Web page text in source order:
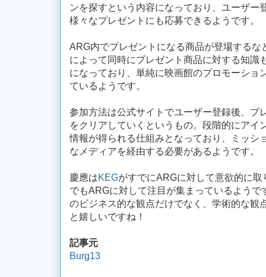
ンを探すという内容になっており、ユーザー
様々なプレゼントにも応募できるようです。
ARG内でプレゼントになる商品が登場するな
によって同時にプレゼント商品に対する知識
になっており、単純に映画館のプロモーショ
ているようです。
参加方法は公式サイトでユーザー登録後、プ
をクリアしていくというもの。段階的にアイ
情報が得られる仕組みとなっており、ミッシ
なメディアを経由する必要があるようです。
慶應はKEGがすでにARGに対して意欲的に
でもARGに対して注目が集まっているよう
のビジネス的な観点だけでなく、学術的な観
と嬉しいですね！
記事元
Burg13